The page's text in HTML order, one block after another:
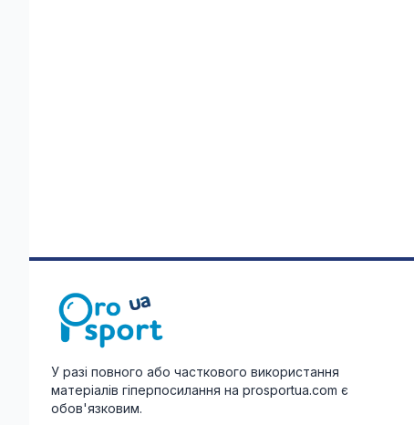
У разі повного або часткового використання
матеріалів гіперпосилання на prosportua.com є
обов'язковим.